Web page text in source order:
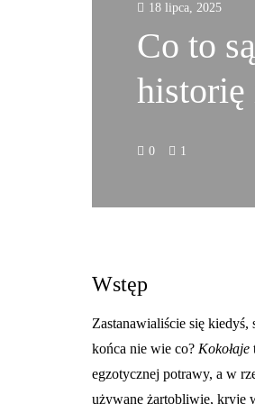
18 lipca, 2025
Co to
historię
0 1
Wstęp
Zastanawialiście się
końca nie wie co? Kokołaje
egzotycznej potrawy, a w
używane żartobliwie, kryje